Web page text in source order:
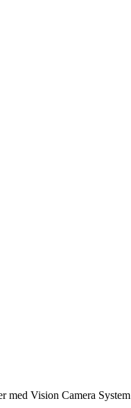
med Vision Camera System